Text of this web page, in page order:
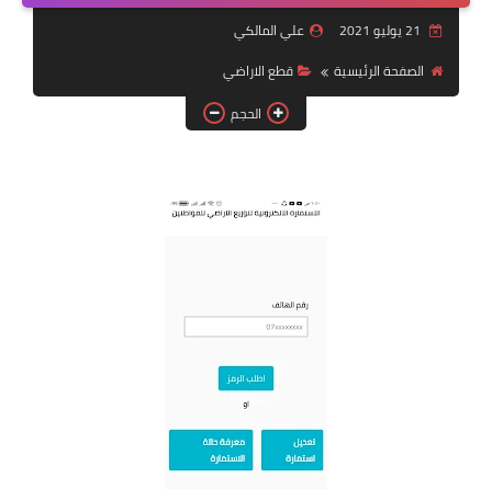
قسم التطبيقات
الربح من الانترنت
علي المالكي
الصفحة الرئيسية
قطع الاراضي
الحجم